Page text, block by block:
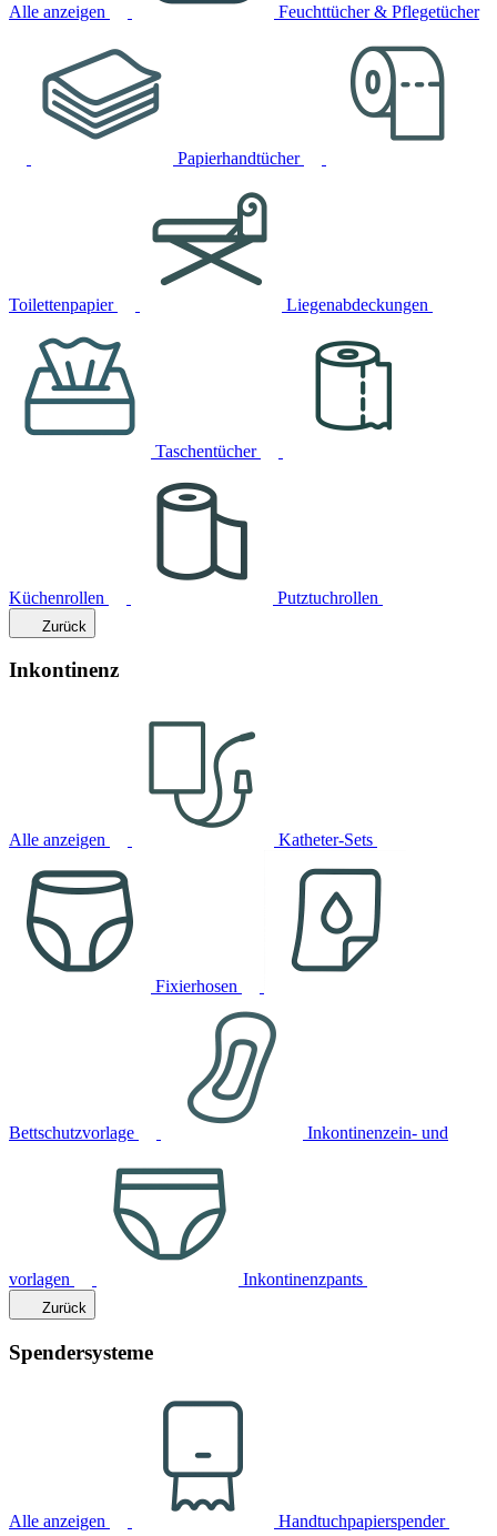
Alle anzeigen Feuchttücher & Pflegetücher
Papierhandtücher
Toilettenpapier Liegenabdeckungen
Taschentücher
Küchenrollen Putztuchrollen
Zurück
Inkontinenz
Alle anzeigen Katheter-Sets
Fixierhosen
Bettschutzvorlage Inkontinenzein- und
vorlagen Inkontinenzpants
Zurück
Spendersysteme
Alle anzeigen Handtuchpapierspender